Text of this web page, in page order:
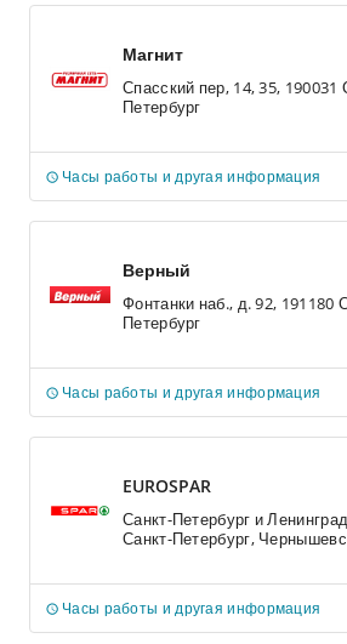
Магнит
Спасский пер, 14, 35, 190031
Петербург
Часы работы и другая информация
Верный
Фонтанки наб., д. 92, 191180
Петербург
Часы работы и другая информация
EUROSPAR
Санкт-Петербург и
Санкт-Петербург,
Часы работы и другая информация